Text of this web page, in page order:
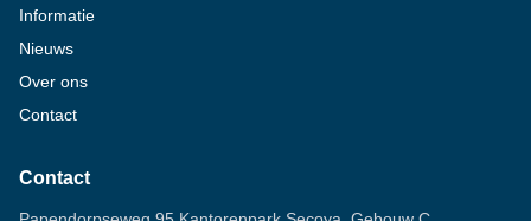
Informatie
Nieuws
Over ons
Contact
Contact